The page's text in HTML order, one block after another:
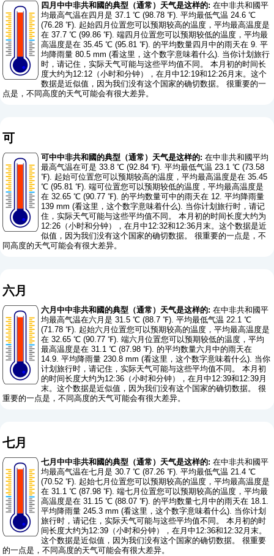
四月中中非共和國的典型（通常）天气是这样的: 在中非共和國平
均最高气温在四月是 37.1 ℃ (98.78 ℉). 平均最低气温 24.6 ℃
(76.28 ℉). 起始四月位置您可以预期较高的温度，平均最高温度是
在 37.7 ℃ (99.86 ℉). 端四月位置您可以预期较低的温度，平均最
高温度是在 35.45 ℃ (95.81 ℉). 的平均数量四月中的雨天在 9. 平
均降雨量 80.5 mm (看这里，这个数字意味着什么). 当你计划旅行
时，请记住，实际天气可能与这些平均值不同。 本月初的时间长
度大约为12:12（小时和分钟），在月中12:19和12:26月末。这个
数据是近似值，因为我们没有这个国家的确切数据。 很重要的一
点是，不同高度的天气可能会有很大差异。
可
可中中非共和國的典型（通常）天气是这样的: 在中非共和國平均
最高气温在可是 33.8 ℃ (92.84 ℉). 平均最低气温 23.1 ℃ (73.58
℉). 起始可位置您可以预期较高的温度，平均最高温度是在 35.45
℃ (95.81 ℉). 端可位置您可以预期较低的温度，平均最高温度是
在 32.65 ℃ (90.77 ℉). 的平均数量可中的雨天在 12. 平均降雨量
139 mm (看这里，这个数字意味着什么). 当你计划旅行时，请记
住，实际天气可能与这些平均值不同。 本月初的时间长度大约为
12:26（小时和分钟），在月中12:32和12:36月末。这个数据是近
似值，因为我们没有这个国家的确切数据。 很重要的一点是，不
同高度的天气可能会有很大差异。
六月
六月中中非共和國的典型（通常）天气是这样的: 在中非共和國平
均最高气温在六月是 31.5 ℃ (88.7 ℉). 平均最低气温 22.1 ℃
(71.78 ℉). 起始六月位置您可以预期较高的温度，平均最高温度是
在 32.65 ℃ (90.77 ℉). 端六月位置您可以预期较低的温度，平均
最高温度是在 31.1 ℃ (87.98 ℉). 的平均数量六月中的雨天在
14.9. 平均降雨量 230.8 mm (看这里，这个数字意味着什么). 当你
计划旅行时，请记住，实际天气可能与这些平均值不同。 本月初
的时间长度大约为12:36（小时和分钟），在月中12:39和12:39月
末。这个数据是近似值，因为我们没有这个国家的确切数据。 很
重要的一点是，不同高度的天气可能会有很大差异。
七月
七月中中非共和國的典型（通常）天气是这样的: 在中非共和國平
均最高气温在七月是 30.7 ℃ (87.26 ℉). 平均最低气温 21.4 ℃
(70.52 ℉). 起始七月位置您可以预期较高的温度，平均最高温度是
在 31.1 ℃ (87.98 ℉). 端七月位置您可以预期较高的温度，平均最
高温度是在 31.15 ℃ (88.07 ℉). 的平均数量七月中的雨天在 18.1.
平均降雨量 245.3 mm (看这里，这个数字意味着什么). 当你计划
旅行时，请记住，实际天气可能与这些平均值不同。 本月初的时
间长度大约为12:39（小时和分钟），在月中12:36和12:32月末。
这个数据是近似值，因为我们没有这个国家的确切数据。 很重要
的一点是，不同高度的天气可能会有很大差异。